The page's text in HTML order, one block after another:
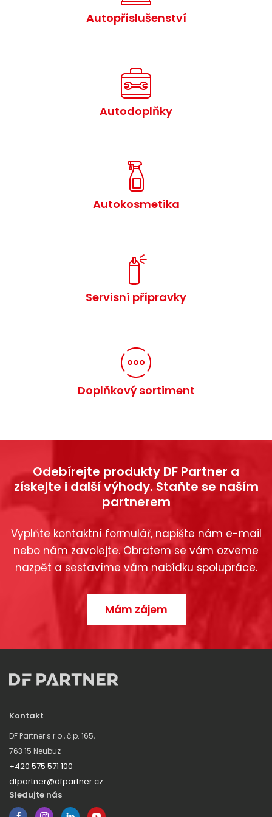
Autopříslušenství
Autodoplňky
Autokosmetika
Servisní přípravky
Doplňkový sortiment
Odebírejte produkty DF Partner a
získejte i další výhody. Staňte se naším
partnerem
Vyplňte kontaktní formulář, napište nám e-mail
nebo nám zavolejte. Obratem se vám ozveme
nazpět a sestavíme vám nabídku spolupráce.
Mám zájem
Kontakt
DF Partner s.r.o., č.p. 165,
763 15 Neubuz
+420 575 571 100
dfpartner@dfpartner.cz
Sledujte nás